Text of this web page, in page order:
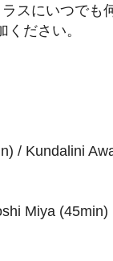
スにいつでも
ください。
/ Kundalini
Miya (45min)